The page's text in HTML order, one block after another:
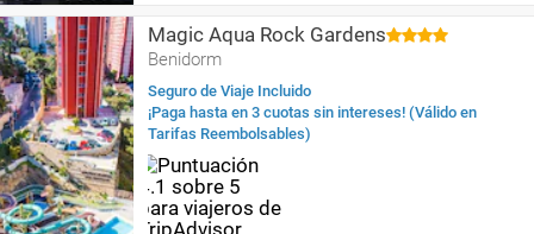
Magic Aqua Rock Gardens
Benidorm
Seguro de Viaje Incluido
¡Paga hasta en 3 cuotas sin intereses! (Válido en
Tarifas Reembolsables)